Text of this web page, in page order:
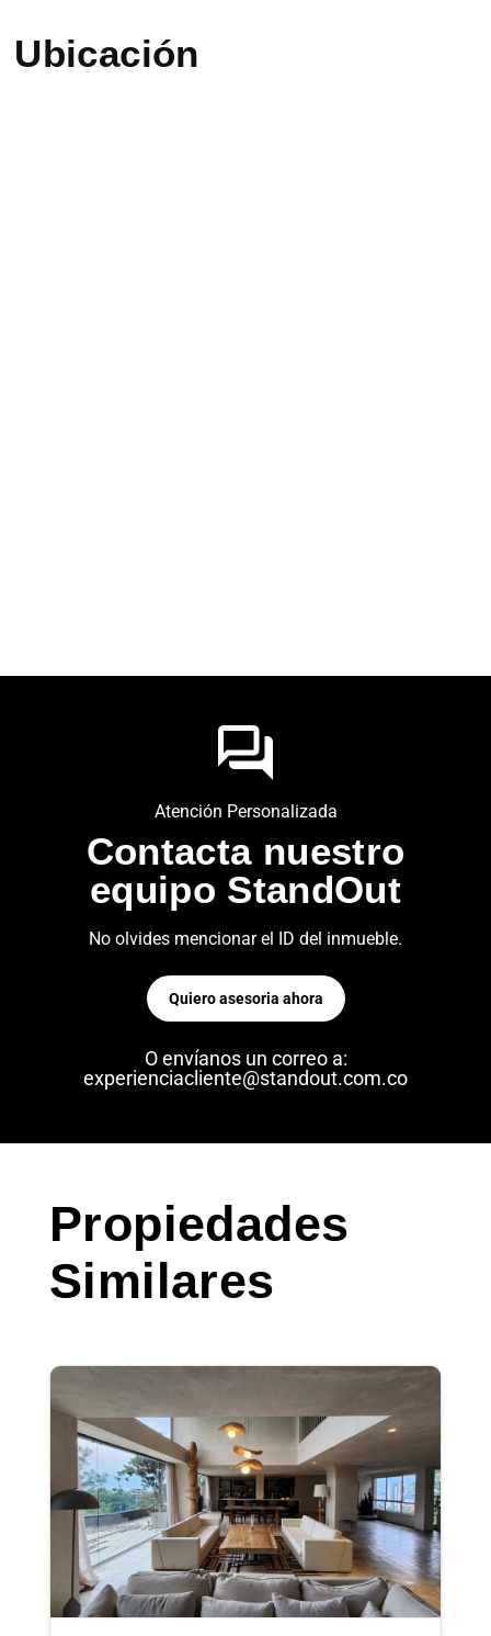
Ubicación
Atención Personalizada
Contacta nuestro
equipo StandOut
No olvides mencionar el ID del inmueble.
Quiero asesoria ahora
O envíanos un correo a:
experienciacliente@standout.com.co
Propiedades
Similares